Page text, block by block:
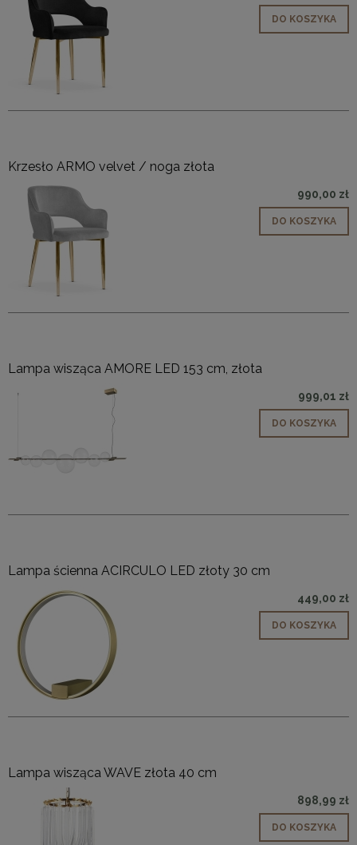
DO KOSZYKA
Krzesło ARMO velvet / noga złota
990,00 zł
DO KOSZYKA
Lampa wisząca AMORE LED 153 cm, złota
999,01 zł
DO KOSZYKA
Lampa ścienna ACIRCULO LED złoty 30 cm
449,00 zł
DO KOSZYKA
Lampa wisząca WAVE złota 40 cm
898,99 zł
DO KOSZYKA